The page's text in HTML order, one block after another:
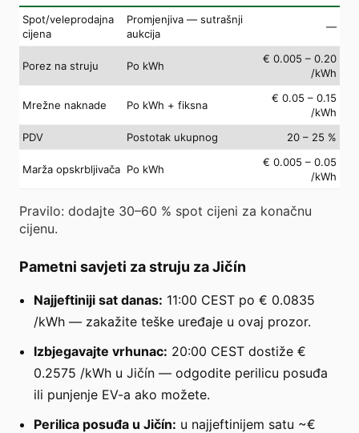
Spot/veleprodajna
cijena
Promjenjiva — sutrašnji
aukcija
—
Porez na struju Po kWh
€ 0.005 – 0.20
/kWh
Mrežne naknade Po kWh + fiksna
€ 0.05 – 0.15
/kWh
PDV
Postotak ukupnog 20 – 25 %
Marža opskrbljivača Po kWh
€ 0.005 – 0.05
/kWh
Pravilo: dodajte 30–60 % spot cijeni za konačnu
cijenu.
Pametni savjeti za struju za Jičín
Najjeftiniji sat danas: 11:00 CEST po € 0.0835
/kWh — zakažite teške uređaje u ovaj prozor.
Izbjegavajte vrhunac: 20:00 CEST dostiže €
0.2575 /kWh u Jičín — odgodite perilicu posuđa
ili punjenje EV-a ako možete.
Perilica posuđa u Jičín: u najjeftinijem satu ~€